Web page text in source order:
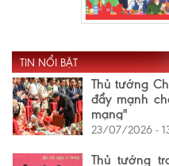
TIN NỔI BẬT
Thủ tướng
đẩy mạnh
mạng"
23/07/2026 -
Thủ tướng